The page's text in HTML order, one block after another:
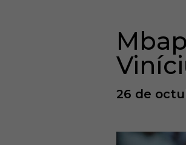
26 de